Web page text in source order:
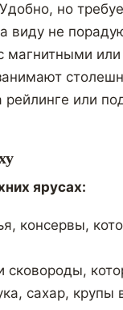
но
виду не
магнитными
рейлинге или
ярусах:
консервы,
сахар, крупы